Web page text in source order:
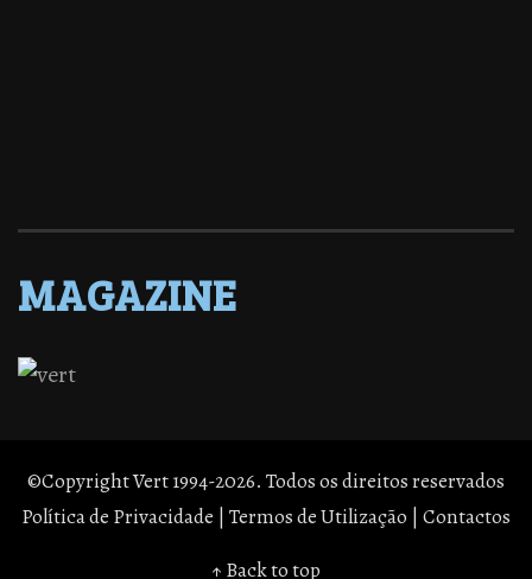
MAGAZINE
©Copyright Vert 1994-2026. Todos os direitos reservados
Política de Privacidade | Termos de Utilização | Contactos
↑ Back to top